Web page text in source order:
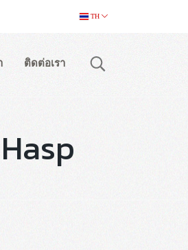
TH
ติดต่อเรา